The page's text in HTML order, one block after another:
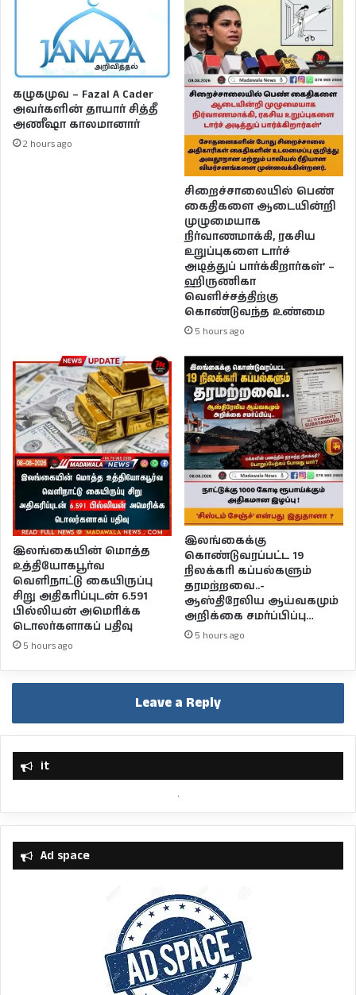
கழுகமுவ – Fazal A Cader
அவர்களின் தாயார் சித்தீ
அணீஷா காலமானார்
2 hours ago
சிறைச்சாலையில் பெண்
கைதிகளை ஆடையின்றி
முழுமையாக
நிர்வாணமாக்கி, ரகசிய
உறுப்புகளை டார்ச்
அடித்துப் பார்க்கிறார்கள்’ –
ஹிருணிகா
வெளிச்சத்திற்கு
கொண்டுவந்த உண்மை
5 hours ago
இலங்கையின் மொத்த
உத்தியோகபூர்வ
வெளிநாட்டு கையிருப்பு
சிறு அதிகரிப்புடன் 6.591
பில்லியன் அமெரிக்க
டொலர்களாகப் பதிவு
5 hours ago
இலங்கைக்கு
கொண்டுவரப்பட்ட 19
நிலக்கரி கப்பல்களும்
தரமற்றவை..-
ஆஸ்திரேலிய ஆய்வகமும்
அறிக்கை சமர்ப்பிப்பு…
5 hours ago
Leave a Reply
it
Ad space